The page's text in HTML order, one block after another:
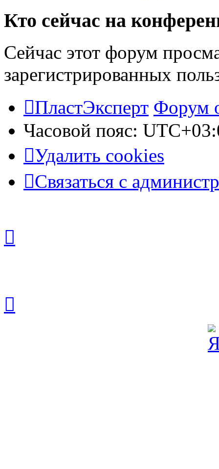
Кто сейчас на
Сейчас этот форум
зарегистрированных
ПластЭксперт Форум
Часовой пояс:
Удалить cookies
Связаться с